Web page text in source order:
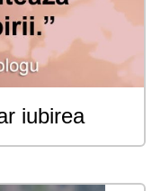
iubirea